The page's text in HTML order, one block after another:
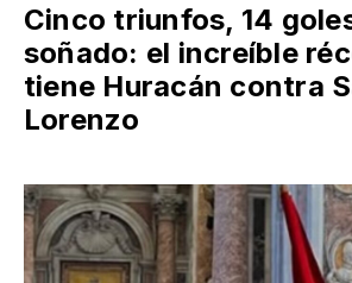
Cinco triunfos, 14
soñado: el increíble
tiene Huracán contra
Lorenzo